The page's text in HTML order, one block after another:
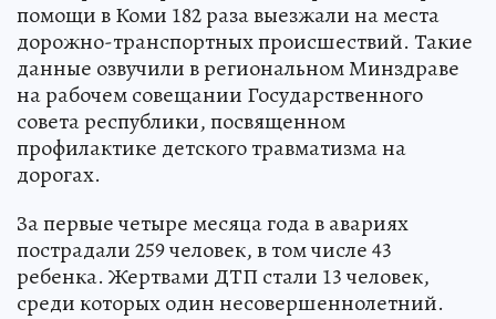
помощи в Коми 182 раза выезжали на места
дорожно-транспортных происшествий. Такие
данные озвучили в региональном Минздраве
на рабочем совещании Государственного
совета республики, посвященном
профилактике детского травматизма на
дорогах.
За первые четыре месяца года в авариях
пострадали 259 человек, в том числе 43
ребенка. Жертвами ДТП стали 13 человек,
среди которых один несовершеннолетний.